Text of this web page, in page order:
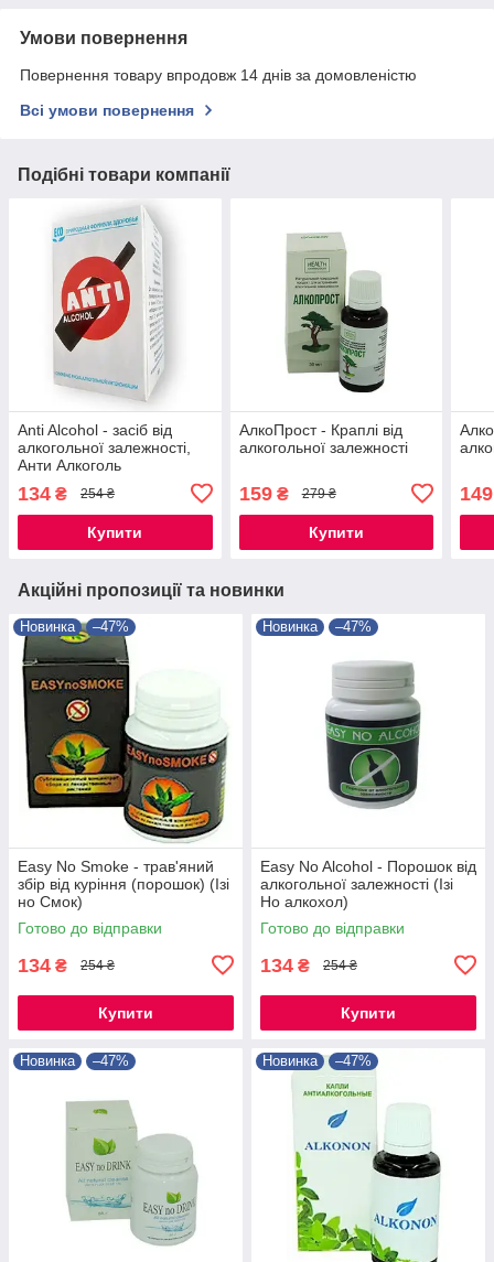
Умови повернення
Повернення товару впродовж 14 днів за домовленістю
Всі умови повернення
Подібні товари компанії
Anti Alcohol - засіб від
алкогольної залежності,
Анти Алкоголь
134 ₴ 254 ₴
Купити
АлкоПрост - Краплі від
алкогольної залежності
159₴ 279 ₴
Купити
149
Акційні пропозиції та новинки
Новинка –47%
Easy No Smoke - трав'яний
збір від куріння (порошок) (Ізі
но Смок)
Готово до відправки
134 ₴ 254 ₴
Купити
Новинка –47%
Easy No Alcohol - Порошок від
алкогольної залежності (Ізі
Но алкохол)
Готово до відправки
134 ₴ 254 ₴
Купити
Новинка –47% Новинка –47%